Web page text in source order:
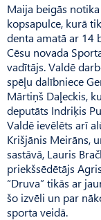
Maija beigās
kopsapulce, kurā
denta amatā ar 14
Cēsu novada
vadītājs. Valdē
spēļu dalībniece
Mārtiņš Daļeckis,
deputāts Indriķis
Valdē ievēlēts arī
Krišjānis Meirāns,
sastāvā, Lauris
priekšsēdētājs
“Druva” tikās ar
šo izvēli un par
sporta veidā.